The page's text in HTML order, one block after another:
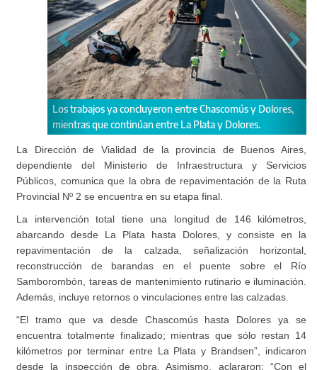
concluyeron entre Chascomús y Dolores,
continúan entre La Plata y Dolores.
La obra contempla
Samborombón.
La Dirección de Vialidad de la provincia de Buenos Aires,
dependiente del Ministerio de Infraestructura y Servicios
Públicos, comunica que la obra de repavimentación de la Ruta
Provincial Nº 2 se encuentra en su etapa final.
La intervención total tiene una longitud de 146 kilómetros,
abarcando desde La Plata hasta Dolores, y consiste en la
repavimentación de la calzada, señalización horizontal,
reconstrucción de barandas en el puente sobre el Río
Samborombón, tareas de mantenimiento rutinario e iluminación.
Además, incluye retornos o vinculaciones entre las calzadas.
“El tramo que va desde Chascomús hasta Dolores ya se
encuentra totalmente finalizado; mientras que sólo restan 14
kilómetros por terminar entre La Plata y Brandsen”, indicaron
desde la inspección de obra. Asimismo, aclararon: “Con el